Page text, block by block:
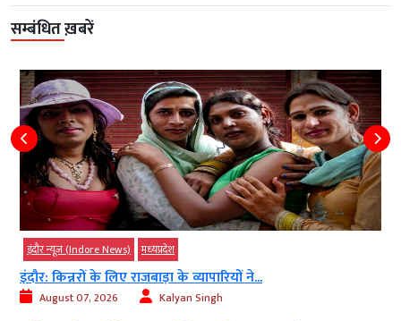
सम्बंधित ख़बरें
इंदौर न्यूज़ (Indore News) मध्‍यप्रदेश
इंदौर: किन्नरों के लिए राजबाड़ा के व्यापारियों ने...
August 07, 2026 Kalyan Singh